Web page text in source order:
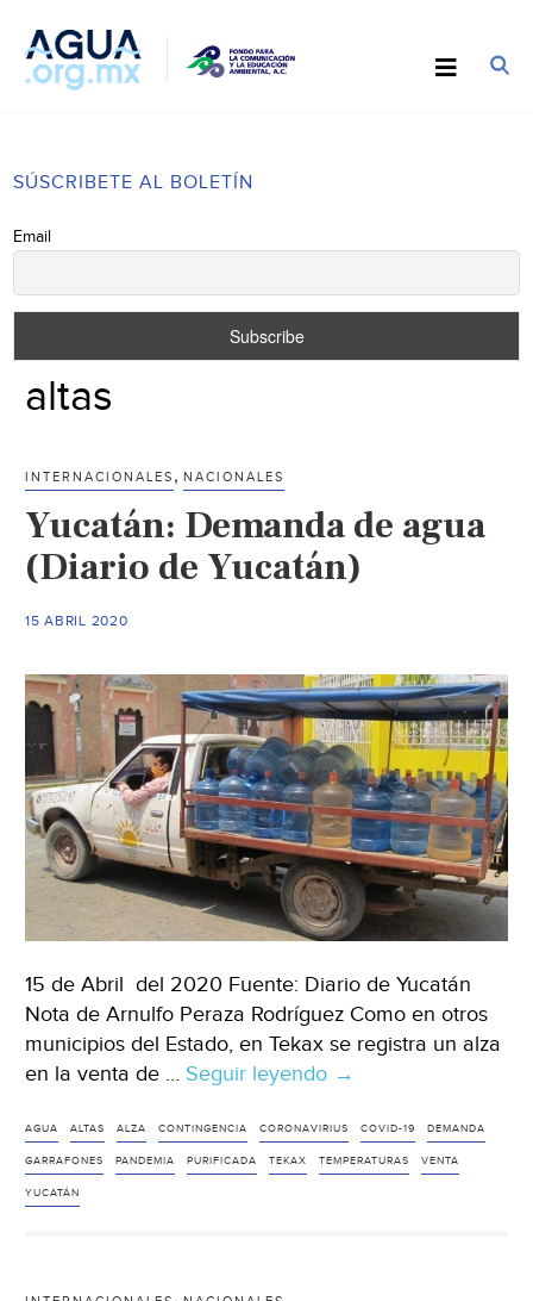
SÚSCRIBETE AL BOLETÍN
Email
altas
INTERNACIONALES ,NACIONALES
Yucatán: Demanda de agua
(Diario de Yucatán)
15 ABRIL 2020
15 de Abril del 2020 Fuente: Diario de Yucatán
Nota de Arnulfo Peraza Rodríguez Como en otros
municipios del Estado, en Tekax se registra un alza
en la venta de … Seguir leyendo Yucatán:
de
agua
→
AGUA ALTAS ALZA CONTINGENCIA CORONAVIRIUS COVID-19 DEMANDA
GARRAFONES PANDEMIA PURIFICADA TEKAX TEMPERATURAS VENTA
YUCATÁN